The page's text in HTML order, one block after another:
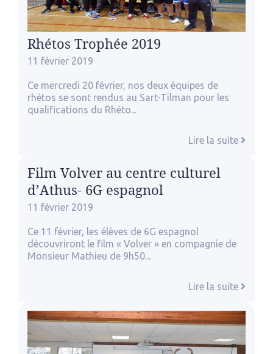
Rhétos Trophée 2019
11 février 2019
Ce mercredi 20 février, nos deux équipes de
rhétos se sont rendus au Sart-Tilman pour les
qualifications du Rhéto...
Lire la suite
Film Volver au centre culturel
d’Athus- 6G espagnol
11 février 2019
Ce 11 février, les élèves de 6G espagnol
découvriront le film « Volver » en compagnie de
Monsieur Mathieu de 9h50...
Lire la suite